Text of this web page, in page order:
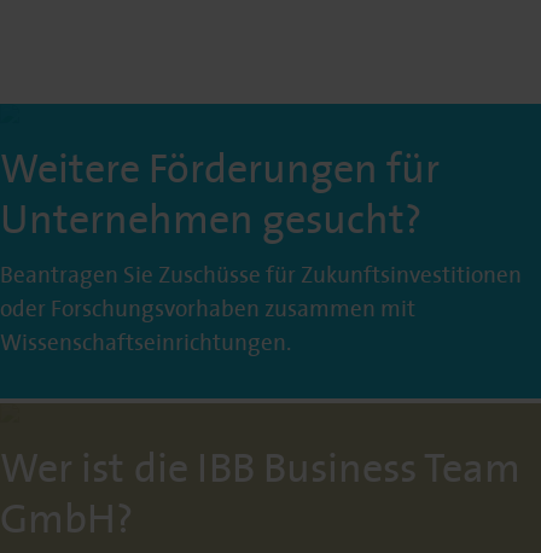
Weitere Förderungen für
Unternehmen gesucht?
Beantragen Sie Zuschüsse für Zukunftsinvestitionen
oder Forschungsvorhaben zusammen mit
Wissenschaftseinrichtungen.
Wer ist die IBB Business Team
GmbH?